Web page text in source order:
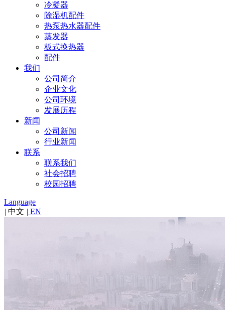
冷凝器
除湿机配件
热泵热水器配件
蒸发器
板式换热器
配件
我们
公司简介
企业文化
公司环境
发展历程
新闻
公司新闻
行业新闻
联系
联系我们
社会招聘
校园招聘
Language
| 中文 | EN